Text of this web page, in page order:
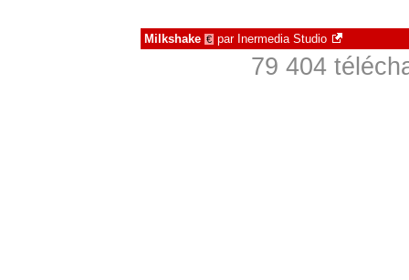
Milkshake € par Inermedia Studio
79 404